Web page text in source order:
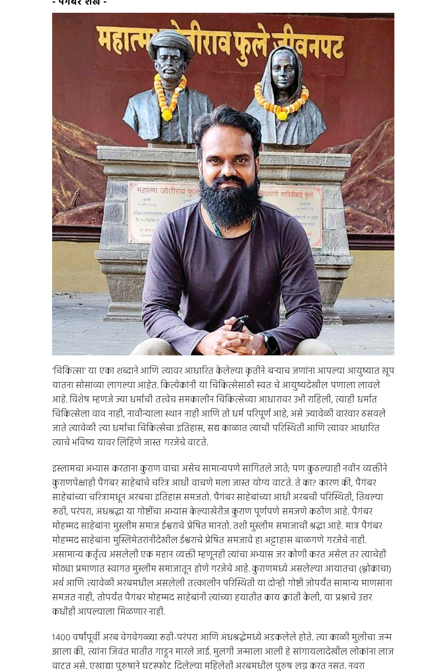
‘चिकित्सा’ या एका शब्दाने आणि त्यावर आधारित केलेल्या कृतीने बर्‍याच जणांना आपल्या आयुष्यात खूप
यातना सोसाव्या लागल्या आहेत. कित्येकांनी या चिकित्सेसाठी स्वतःचे आयुष्यदेखील पणाला लावले
आहे. विशेष म्हणजे ज्या धर्माची तत्त्वेच समकालीन चिकित्सेच्या आधारावर उभी राहिली, त्याही धर्मात
चिकित्सेला वाव नाही, नावीन्याला स्थान नाही आणि तो धर्म परिपूर्ण आहे, असे ज्यावेळी वारंवार ठसवले
जाते त्यावेळी त्या धर्माचा चिकित्सेचा इतिहास, सद्य काळात त्याची परिस्थिती आणि त्यावर आधारित
त्याचे भविष्य यावर लिहिणे जास्त गरजेचे वाटते.
इस्लामचा अभ्यास करताना कुराण वाचा असेच सामान्यपणे सांगितले जाते; पण कुठल्याही नवीन व्यक्तीने
कुराणपेक्षाही पैगंबर साहेबांचे चरित्र आधी वाचणे मला जास्त योग्य वाटते. ते का? कारण की, पैगंबर
साहेबांच्या चरित्रामधून अरबचा इतिहास समजतो. पैगंबर साहेबांच्या आधी अरबची परिस्थिती, तिथल्या
रूढी, परंपरा, अंधश्रद्धा या गोष्टींचा अभ्यास केल्याखेरीज कुराण पूर्णपणे समजणे कठीण आहे. पैगंबर
मोहम्मद साहेबांना मुस्लीम समाज ईश्वराचे प्रेषित मानतो. तशी मुस्लीम समाजाची श्रद्धा आहे. मात्र पैगंबर
मोहम्मद साहेबांना मुस्लिमेतरांनीदेखील ईश्वराचे प्रेषित समजावे हा अट्टाहास बाळगणे गरजेचे नाही.
असामान्य कर्तृत्व असलेली एक महान व्यक्ती म्हणूनही त्यांचा अभ्यास जर कोणी करत असेल तर त्याचेही
मोठ्या प्रमाणात स्वागत मुस्लीम समाजातून होणे गरजेचे आहे. कुराणमध्ये असलेल्या आयातचा (श्लोकाचा)
अर्थ आणि त्यावेळी अरबमधील असलेली तत्कालीन परिस्थिती या दोन्ही गोष्टी जोपर्यंत सामान्य माणसांना
समजत नाही, तोपर्यंत पैगंबर मोहम्मद साहेबांनी त्यांच्या हयातीत काय क्रांती केली, या प्रश्नाचे उत्तर
कधीही आपल्याला मिळणार नाही.
१४०० वर्षांपूर्वी अरब वेगवेगळ्या रूढी-परंपरा आणि अंधश्रद्धेमध्ये अडकलेले होते. त्या काळी मुलीचा जन्म
झाला की, त्यांना जिवंत मातीत गाडून मारले जाई. मुलगी जन्माला आली हे सांगायलादेखील लोकांना लाज
वाटत असे. एखाद्या पुरुषाने घटस्फोट दिलेल्या महिलेशी अरबमधील पुरुष लग्न करत नसत. नवरा